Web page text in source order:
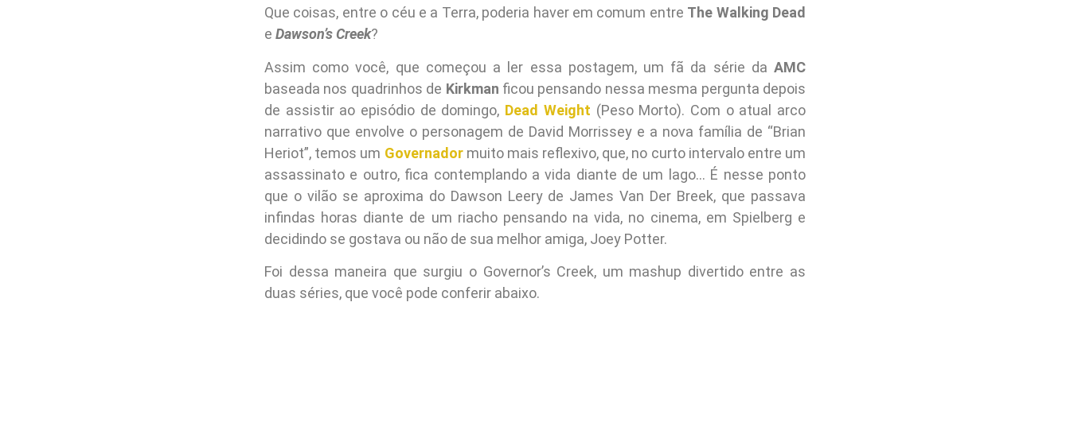
Que coisas, entre o céu e a Terra, poderia haver em comum entre The Walking Dead
e Dawson’s Creek?
Assim como você, que começou a ler essa postagem, um fã da série da AMC
baseada nos quadrinhos de Kirkman ficou pensando nessa mesma pergunta depois
de assistir ao episódio de domingo, Dead Weight (Peso Morto). Com o atual arco
narrativo que envolve o personagem de David Morrissey e a nova família de “Brian
Heriot”, temos um Governadormuito mais reflexivo, que, no curto intervalo entre um
assassinato e outro, fica contemplando a vida diante de um lago… É nesse ponto
que o vilão se aproxima do Dawson Leery de James Van Der Breek, que passava
infindas horas diante de um riacho pensando na vida, no cinema, em Spielberg e
decidindo se gostava ou não de sua melhor amiga, Joey Potter.
Foi dessa maneira que surgiu o Governor’s Creek, um mashup divertido entre as
duas séries, que você pode conferir abaixo.